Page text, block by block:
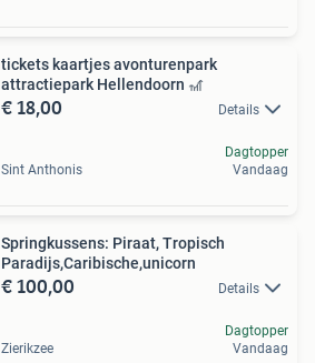
tickets kaartjes avonturenpark
attractiepark Hellendoorn 🎢
€ 18,00 Details
Sint Anthonis
Dagtopper
Vandaag
Springkussens: Piraat, Tropisch
Paradijs,Caribische,unicorn
€ 100,00 Details
Zierikzee
Dagtopper
Vandaag